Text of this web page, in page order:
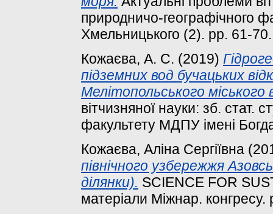
природничо-географічного
Хмельницького (2). pp. 61-70.
Кожаєва, А. С. (2019)
підземних вод бучацьких
Мелітопольського міського
вітчизняної науки: зб. стат.
факультету МДПУ імені
Кожаєва, Аліна Сергіївна
північного узбережжя
ділянки). SCIENCE FOR
матеріали Міжнар.